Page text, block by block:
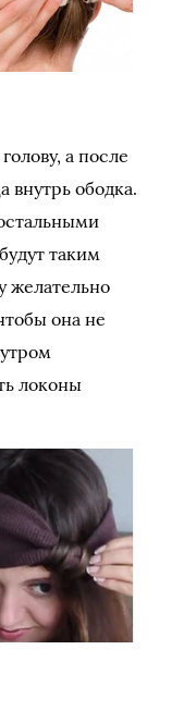
а после
внутрь ободка.
таким
желательно
она не
локоны